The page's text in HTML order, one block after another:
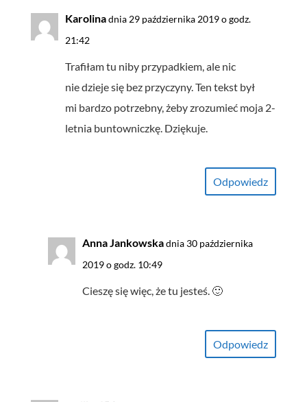
Karolinadnia 29 października 2019 o godz.
21:42
Trafiłam tu niby przypadkiem, ale nic
nie dzieje się bez przyczyny. Ten tekst był
mi bardzo potrzebny, żeby zrozumieć moja 2-
letnia buntowniczkę. Dziękuje.
Odpowiedz
Anna Jankowskadnia 30 października
2019 o godz. 10:49
Cieszę się więc, że tu jesteś. 🙂
Odpowiedz